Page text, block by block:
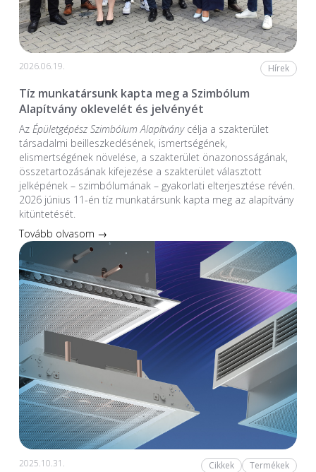
2026.06.19. Hírek
Tíz munkatársunk kapta meg a Szimbólum
Alapítvány oklevelét és jelvényét
Az Épületgépész Szimbólum Alapítványcélja a szakterület
társadalmi beilleszkedésének, ismertségének,
elismertségének növelése, a szakterület önazonosságának,
összetartozásának kifejezése a szakterület választott
jelképének – szimbólumának – gyakorlati elterjesztése révén.
2026 június 11-én tíz munkatársunk kapta meg az alapítvány
kitüntetését.
Tovább olvasom →
2025.10.31. Cikkek Termékek